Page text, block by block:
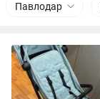
Павлодар